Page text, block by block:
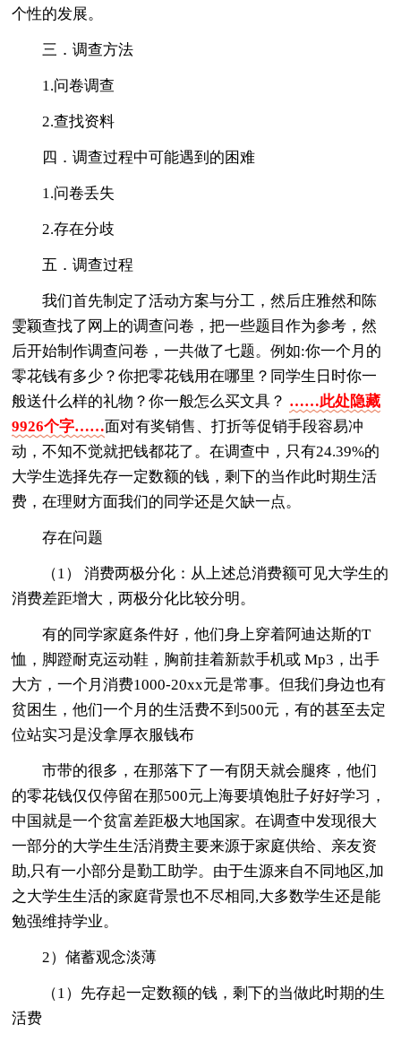
个性的发展。
三．调查方法
1.问卷调查
2.查找资料
四．调查过程中可能遇到的困难
1.问卷丢失
2.存在分歧
五．调查过程
我们首先制定了活动方案与分工，然后庄雅然和陈
雯颖查找了网上的调查问卷，把一些题目作为参考，然
后开始制作调查问卷，一共做了七题。例如:你一个月的
零花钱有多少？你把零花钱用在哪里？同学生日时你一
般送什么样的礼物？你一般怎么买文具？ ……此处隐藏
9926个字……面对有奖销售、打折等促销手段容易冲
动，不知不觉就把钱都花了。在调查中，只有24.39%的
大学生选择先存一定数额的钱，剩下的当作此时期生活
费，在理财方面我们的同学还是欠缺一点。
存在问题
（1） 消费两极分化：从上述总消费额可见大学生的
消费差距增大，两极分化比较分明。
有的同学家庭条件好，他们身上穿着阿迪达斯的T
恤，脚蹬耐克运动鞋，胸前挂着新款手机或 Mp3，出手
大方，一个月消费1000-20xx元是常事。但我们身边也有
贫困生，他们一个月的生活费不到500元，有的甚至去定
位站实习是没拿厚衣服钱布
市带的很多，在那落下了一有阴天就会腿疼，他们
的零花钱仅仅停留在那500元上海要填饱肚子好好学习，
中国就是一个贫富差距极大地国家。在调查中发现很大
一部分的大学生生活消费主要来源于家庭供给、亲友资
助,只有一小部分是勤工助学。由于生源来自不同地区,加
之大学生生活的家庭背景也不尽相同,大多数学生还是能
勉强维持学业。
2）储蓄观念淡薄
（1）先存起一定数额的钱，剩下的当做此时期的生
活费